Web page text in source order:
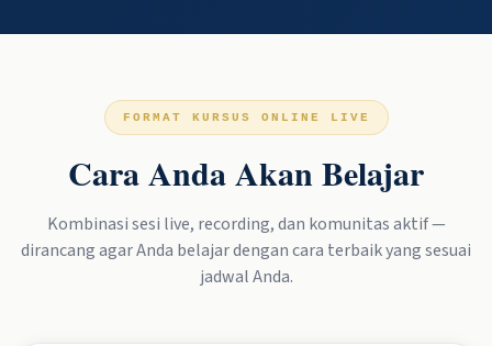
FORMAT KURSUS ONLINE LIVE
Cara Anda Akan Belajar
Kombinasi sesi live, recording, dan komunitas aktif —
dirancang agar Anda belajar dengan cara terbaik yang sesuai
jadwal Anda.